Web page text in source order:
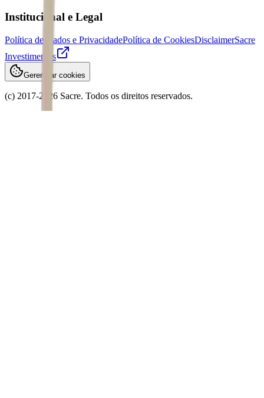
Institucional e Legal
Política de Dados e PrivacidadePolítica de CookiesDisclaimerSacre
Investimentos
Gerenciar cookies
(c) 2017-2026 Sacre. Todos os direitos reservados.